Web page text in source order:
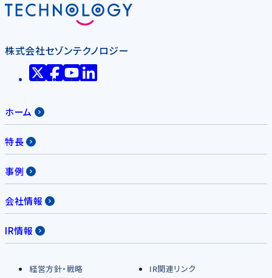
株式会社セゾンテクノロジー
ホーム
特長
事例
会社情報
IR情報
経営方針・戦略 IR関連リンク